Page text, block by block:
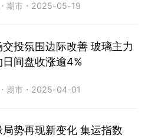
・期市 ・ 2025-05-19
交投氛围边际改善 玻璃主力
日间盘收涨逾4%
・期市 ・ 2025-04-01
局势再现新变化 集运指数